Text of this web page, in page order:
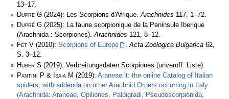
13–17.
Dupre G (2024): Les Scorpions d'Afrique.Arachnides 117, 1–72.
Dupré G (2025): La faune scorpionique de la Peninsule Iberique
(Arachnida : Scorpiones).Arachnides 121, 8–12.
Fet V (2010): Scorpions of Europe .Acta Zoologica Bulgarica 62,
S. 3–12.
Huber S (2019): Verbreitungsdaten Scorpiones (unveröff. Liste).
Pantini P & Isaia M (2019): Araneae.it: the online Catalog of Italian
spiders, with addenda on other Arachnid Orders occurring in Italy
(Arachnida: Araneae, Opiliones, Palpigradi, Pseudoscorpionida,